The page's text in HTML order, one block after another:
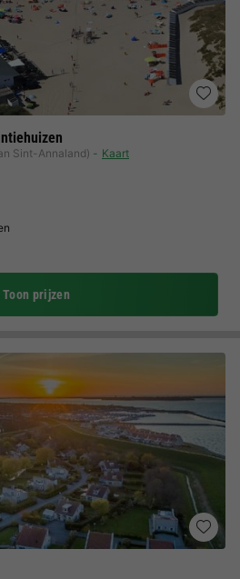
Sint-Annaland) Kaart
Toon prijzen